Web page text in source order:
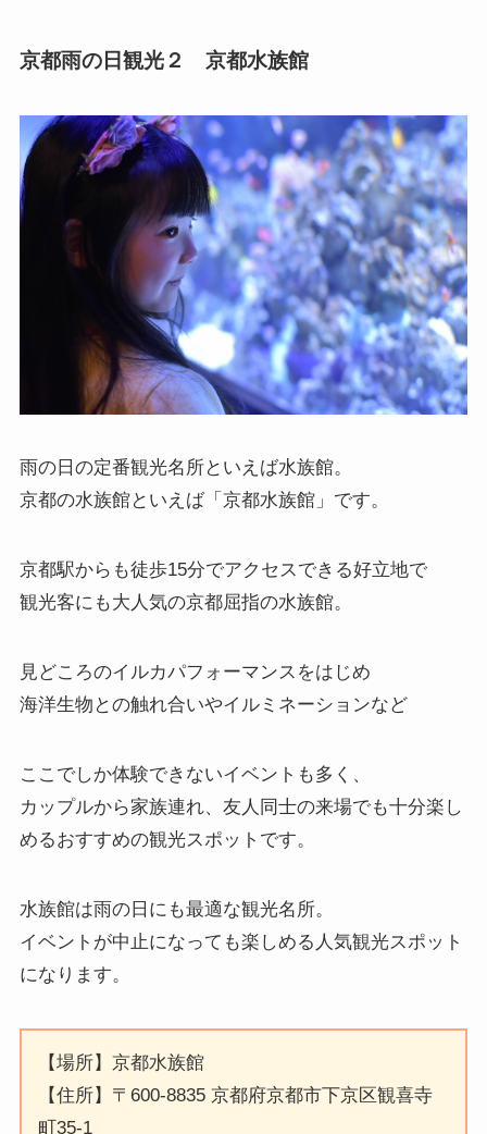
京都雨の日観光２ 京都水族館
雨の日の定番観光名所といえば水族館。
京都の水族館といえば「 京都水族館」です。
京都駅からも徒歩15分でアクセスできる好立地で
観光客にも大人気の京都屈指の水族館。
見どころのイルカパフォーマンスをはじめ
海洋生物との触れ合いやイルミネーションなど
ここでしか体験できないイベントも多く、
カップルから家族連れ、友人同士の来場でも十分楽し
めるおすすめの観光スポットです。
水族館は雨の日にも最適な観光名所。
イベントが中止になっても楽しめる人気観光スポット
になります。
【場所】京都水族館
【住所】〒600-8835 京都府京都市下京区観喜寺
町35-1